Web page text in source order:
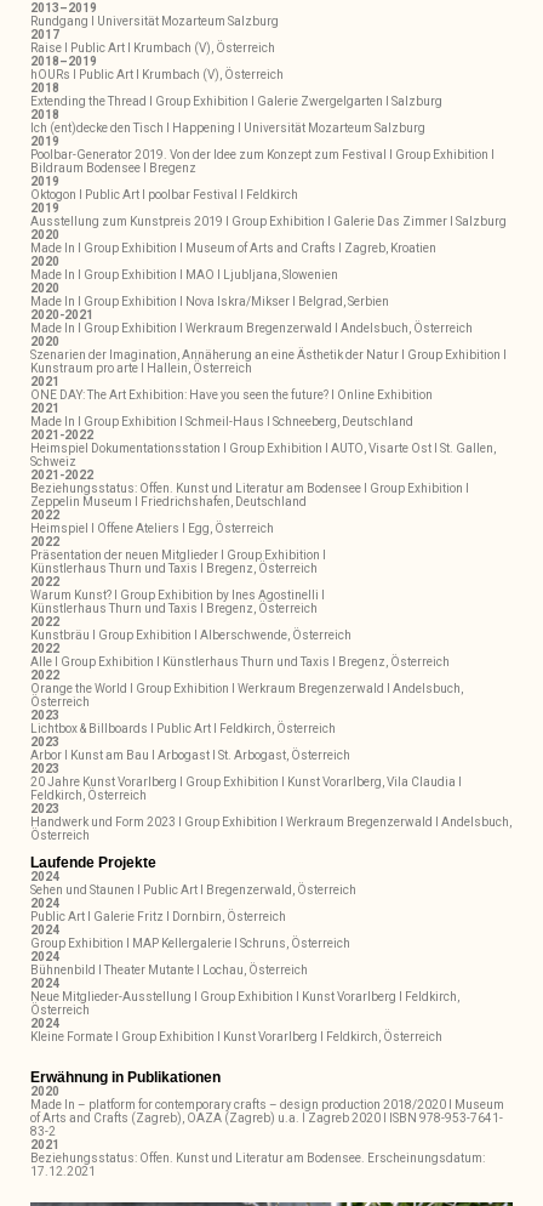
2013–2019
Rundgang I Universität Mozarteum Salzburg
2017
Raise I Public Art I Krumbach (V), Österreich
2018–2019
hOURs I Public Art I Krumbach (V), Österreich
2018
Extending the Thread I Group Exhibition I Galerie Zwergelgarten I Salzburg
2018
Ich (ent)decke den Tisch I Happening I Universität Mozarteum Salzburg
2019
Poolbar-Generator 2019. Von der Idee zum Konzept zum Festival I Group Exhibition I
Bildraum Bodensee I Bregenz
2019
Oktogon I Public Art I poolbar Festival I Feldkirch
2019
Ausstellung zum Kunstpreis 2019 I Group Exhibition I Galerie Das Zimmer I Salzburg
2020
Made In I Group Exhibition I Museum of Arts and Crafts I Zagreb, Kroatien
2020
Made In I Group Exhibition I MAO I Ljubljana, Slowenien
2020
Made In I Group Exhibition I Nova Iskra/Mikser I Belgrad, Serbien
2020-2021
Made In I Group Exhibition I Werkraum Bregenzerwald I Andelsbuch, Österreich
2020
Szenarien der Imagination, Annäherung an eine Ästhetik der Natur I Group Exhibition I
Kunstraum pro arte I Hallein, Österreich
2021
ONE DAY: The Art Exhibition: Have you seen the future? I Online Exhibition
2021
Made In I Group Exhibition I Schmeil-Haus I Schneeberg, Deutschland
2021-2022
Heimspiel Dokumentationsstation I Group Exhibition I AUTO, Visarte Ost I St. Gallen,
Schweiz
2021-2022
Beziehungsstatus: Offen. Kunst und Literatur am Bodensee I Group Exhibition I
Zeppelin Museum I Friedrichshafen, Deutschland
2022
Heimspiel I Offene Ateliers I Egg, Österreich
2022
Präsentation der neuen Mitglieder I Group Exhibition I
Künstlerhaus Thurn und Taxis I Bregenz, Österreich
2022
Warum Kunst? I Group Exhibition by Ines Agostinelli I
Künstlerhaus Thurn und Taxis I Bregenz, Österreich
2022
Kunstbräu I Group Exhibition I Alberschwende, Österreich
2022
Alle I Group Exhibition I Künstlerhaus Thurn und Taxis I Bregenz, Österreich
2022
Orange the World I Group Exhibition I Werkraum Bregenzerwald I Andelsbuch,
Österreich
2023
Lichtbox & Billboards I Public Art I Feldkirch, Österreich
2023
Arbor I Kunst am Bau I Arbogast I St. Arbogast, Österreich
2023
20 Jahre Kunst Vorarlberg I Group Exhibition I Kunst Vorarlberg, Vila Claudia I
Feldkirch, Österreich
2023
Handwerk und Form 2023 I Group Exhibition I Werkraum Bregenzerwald I Andelsbuch,
Österreich
Laufende Projekte
2024
Sehen und Staunen I Public Art I Bregenzerwald, Österreich
2024
Public Art I Galerie Fritz I Dornbirn, Österreich
2024
Group Exhibition I MAP Kellergalerie I Schruns, Österreich
2024
Bühnenbild I Theater Mutante I Lochau, Österreich
2024
Neue Mitglieder-Ausstellung I Group Exhibition I Kunst Vorarlberg I Feldkirch,
Österreich
2024
Kleine Formate I Group Exhibition I Kunst Vorarlberg I Feldkirch, Österreich
Erwähnung in Publikationen
2020
Made In – platform for contemporary crafts – design production 2018/2020 I Museum
of Arts and Crafts (Zagreb), OAZA (Zagreb) u.a. I Zagreb 2020 I ISBN 978-953-7641-
83-2
2021
Beziehungsstatus: Offen. Kunst und Literatur am Bodensee. Erscheinungsdatum:
17.12.2021